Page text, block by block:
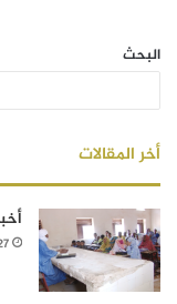
البحث
أخر المقالات
27